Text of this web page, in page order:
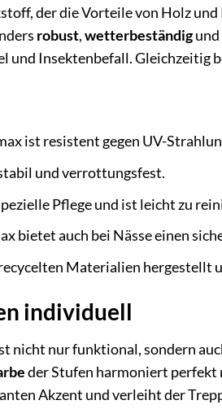
der die Vorteile von Holz
robust,wetterbeständigund
und Insektenbefall.
ist resistent gegen UV-
und verrottungsfest.
Pflege und ist leicht zu
bietet auch bei Nässe einen
Materialien hergestellt
individuell
nicht nur funktional, sondern
der Stufen harmoniert perfekt
Akzent und verleiht der